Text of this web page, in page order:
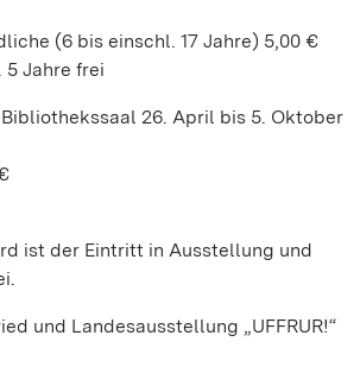
(6 bis einschl. 17 Jahre) 5,00 €
5 Jahre frei
26. April bis 5. Oktober
ist der Eintritt in Ausstellung und
und Landesausstellung „UFFRUR!“